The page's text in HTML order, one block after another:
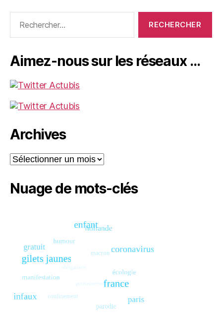
Aimez-nous sur les réseaux …
Archives
Archives
Nuage de mots-clés